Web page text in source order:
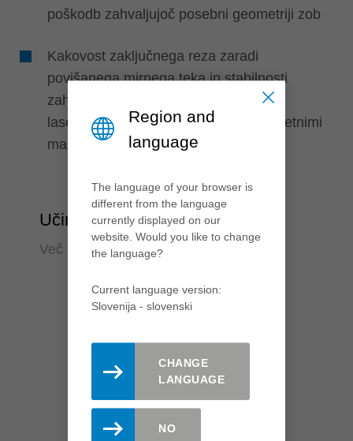
poškodb zahvaljujoč posebni geometriji zob
Kakovost zaključnega reza zaradi
povišanega mirnega teka in stabilnosti
zahvaljujoč
laserskim dekorjem napolnjenim z umetnimi
masami
Učinkovitost
Več učinka, manj truda
Region and
language
The language of your browser is
different from the language
currently displayed on our
website. Would you like to change
the language?
Current language version:
Slovenija - slovenski
CHANGE
LANGUAGE
NO